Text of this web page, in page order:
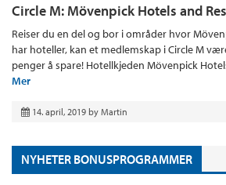
Circle M: Mövenpick Hotels and
Reiser du en del og bor i områder hvor
har hoteller, kan et medlemskap i Circle M
penger å spare! Hotellkjeden Mövenpick
Mer
14. april, 2019 by Martin
NYHETER BONUSPROGRAMMER